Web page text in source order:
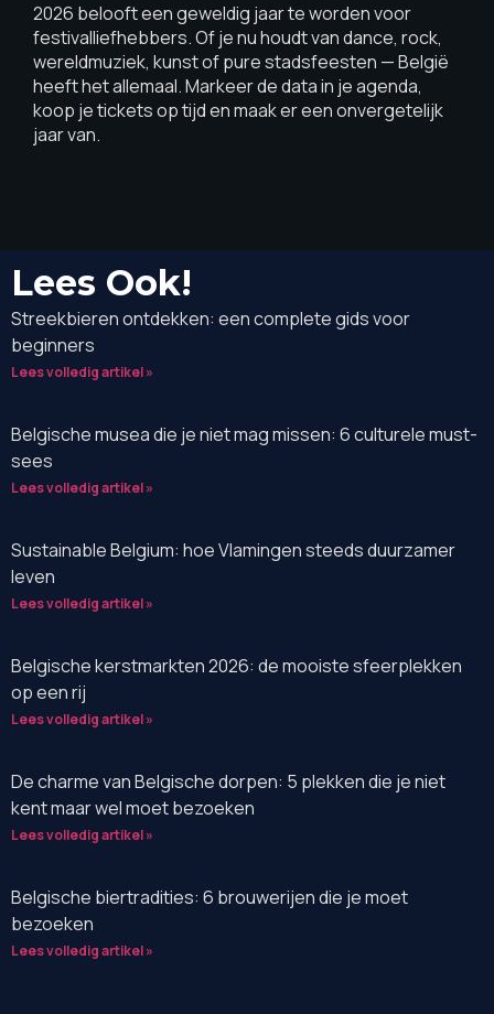
2026 belooft een geweldig jaar te worden voor
festivalliefhebbers. Of je nu houdt van dance, rock,
wereldmuziek, kunst of pure stadsfeesten — België
heeft het allemaal. Markeer de data in je agenda,
koop je tickets op tijd en maak er een onvergetelijk
jaar van.
Lees Ook!
Streekbieren ontdekken: een complete gids voor
beginners
Lees volledig artikel »
Belgische musea die je niet mag missen: 6 culturele must-
sees
Lees volledig artikel »
Sustainable Belgium: hoe Vlamingen steeds duurzamer
leven
Lees volledig artikel »
Belgische kerstmarkten 2026: de mooiste sfeerplekken
op een rij
Lees volledig artikel »
De charme van Belgische dorpen: 5 plekken die je niet
kent maar wel moet bezoeken
Lees volledig artikel »
Belgische biertradities: 6 brouwerijen die je moet
bezoeken
Lees volledig artikel »